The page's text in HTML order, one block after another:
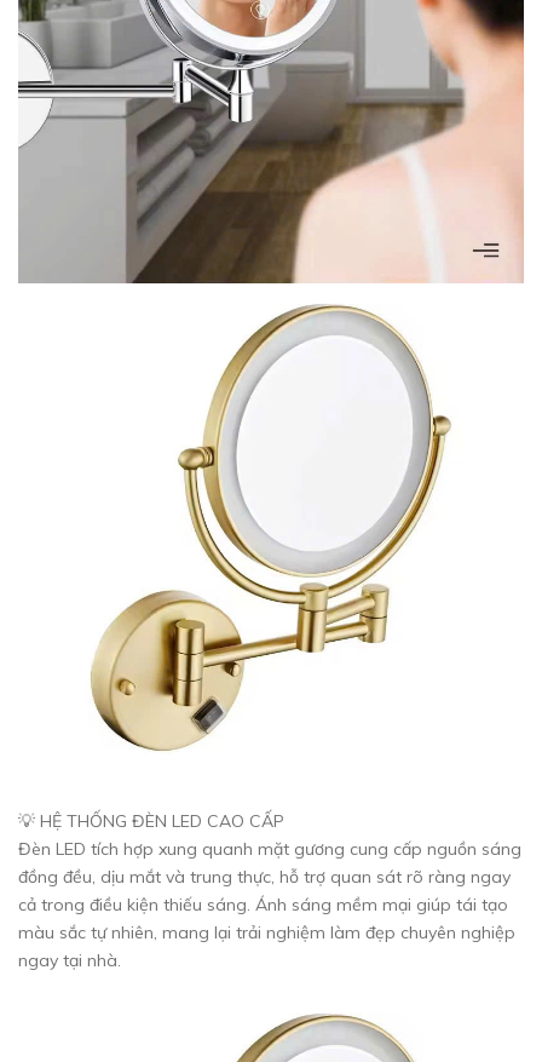
💡 HỆ THỐNG ĐÈN LED CAO CẤP
Đèn LED tích hợp xung quanh mặt gương cung cấp nguồn sáng
đồng đều, dịu mắt và trung thực, hỗ trợ quan sát rõ ràng ngay
cả trong điều kiện thiếu sáng. Ánh sáng mềm mại giúp tái tạo
màu sắc tự nhiên, mang lại trải nghiệm làm đẹp chuyên nghiệp
ngay tại nhà.